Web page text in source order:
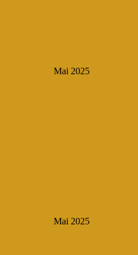
Mai 2025
Mai 2025